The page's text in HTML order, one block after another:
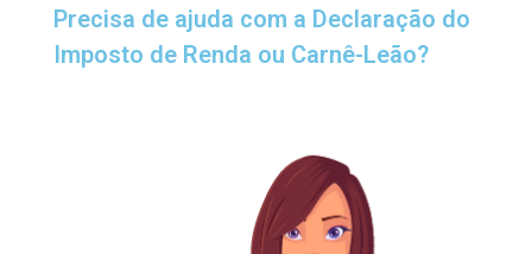
Precisa de ajuda com a Declaração do
Imposto de Renda ou Carnê-Leão?